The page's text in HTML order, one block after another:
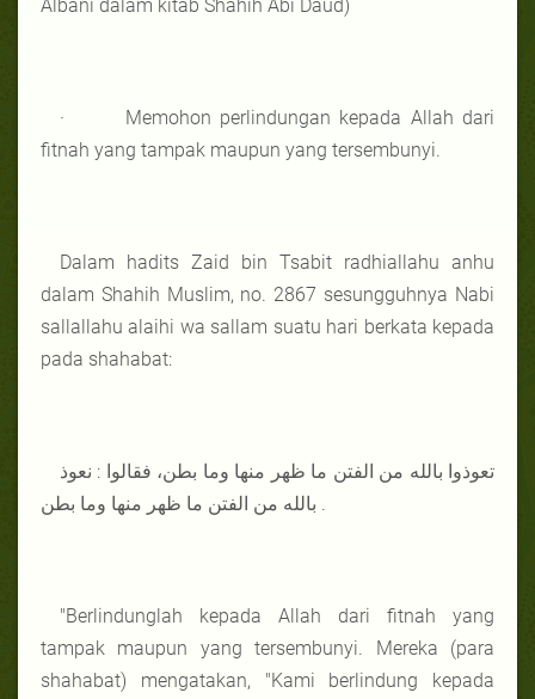
Albani dalam kitab Shahih Abi Daud)
· Memohon perlindungan kepada Allah dari
fitnah yang tampak maupun yang tersembunyi.
Dalam hadits Zaid bin Tsabit radhiallahu anhu
dalam Shahih Muslim, no. 2867 sesungguhnya Nabi
sallallahu alaihi wa sallam suatu hari berkata kepada
pada shahabat:
تعوذوا بالله من الفتن ما ظهر منها وما بطن، فقالوا : نعوذ
بالله من الفتن ما ظهر منها وما بطن .
"Berlindunglah kepada Allah dari fitnah yang
tampak maupun yang tersembunyi. Mereka (para
shahabat) mengatakan, "Kami berlindung kepada